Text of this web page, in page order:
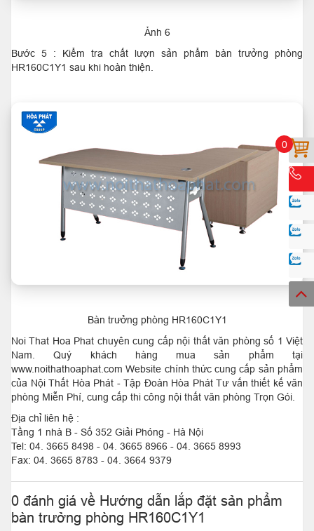
0
Ảnh 6
Bước 5 : Kiểm tra chất lượn sản phẩm bàn trưởng phòng
HR160C1Y1 sau khi hoàn thiện.
Bàn trưởng phòng HR160C1Y1
Noi That Hoa Phat chuyên cung cấp nội thất văn phòng số 1 Việt
Nam. Quý khách hàng mua sản phẩm tại
www.noithathoaphat.com Website chính thức cung cấp sản phẩm
của Nội Thất Hòa Phát - Tập Đoàn Hòa Phát Tư vấn thiết kế văn
phòng Miễn Phí, cung cấp thi công nội thất văn phòng Trọn Gói.
Địa chỉ liên hệ :
Tầng 1 nhà B - Số 352 Giải Phóng - Hà Nội
Tel: 04. 3665 8498 - 04. 3665 8966 - 04. 3665 8993
Fax: 04. 3665 8783 - 04. 3664 9379
0 đánh giá về Hướng dẫn lắp đặt sản phẩm
bàn trưởng phòng HR160C1Y1